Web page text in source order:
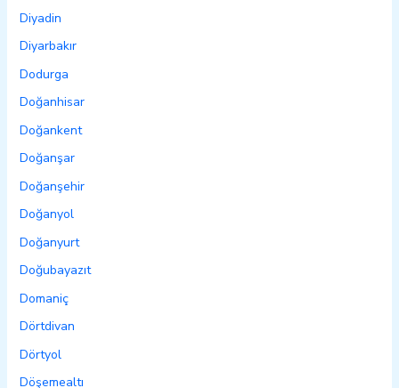
Diyadin
Diyarbakır
Dodurga
Doğanhisar
Doğankent
Doğanşar
Doğanşehir
Doğanyol
Doğanyurt
Doğubayazıt
Domaniç
Dörtdivan
Dörtyol
Döşemealtı